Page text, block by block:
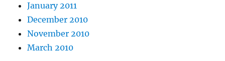
January 2011
December 2010
November 2010
March 2010